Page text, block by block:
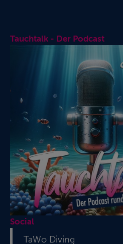
Tauchtalk - Der Podcast
Social
TaWo Diving